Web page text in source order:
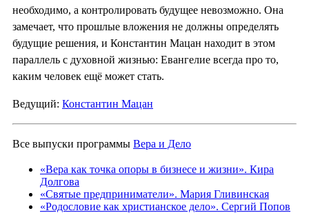
необходимо, а контролировать будущее невозможно. Она
замечает, что прошлые вложения не должны определять
будущие решения, и Константин Мацан находит в этом
параллель с духовной жизнью: Евангелие всегда про то,
каким человек ещё может стать.
Ведущий: Константин Мацан
Все выпуски программы Вера и Дело
«Вера как точка опоры в бизнесе и жизни». Кира
Долгова
«Святые предприниматели». Мария Гливинская
«Родословие как христианское дело». Сергий Попов